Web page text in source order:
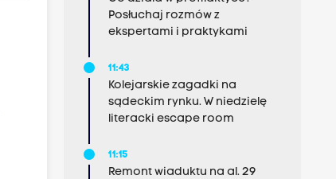
Posłuchaj rozmów z
ekspertami i praktykami
11:43
Kolejarskie zagadki na
sądeckim rynku. W niedzielę
literacki escape room
11:15
Remont wiaduktu na al. 29